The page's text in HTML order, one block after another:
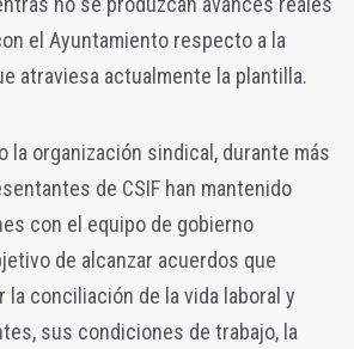
el Ayuntamiento respecto a la
atraviesa actualmente la plantilla.
la organización sindical, durante más
de CSIF han mantenido
con el equipo de gobierno
de alcanzar acuerdos que
la conciliación de la vida laboral y
sus condiciones de trabajo, la